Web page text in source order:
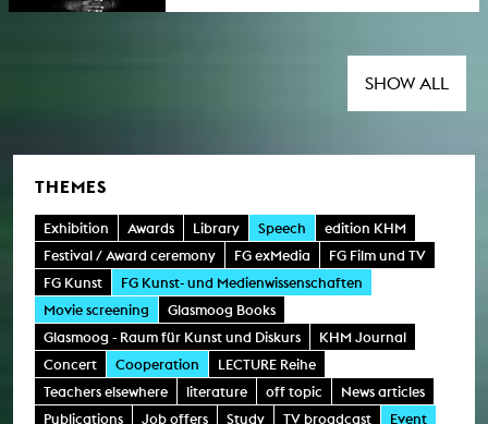
SHOW ALL
THEMES
Exhibition Awards Library Speech
edition KHM
Festival / Award ceremony
FG exMedia
FG Film und TV
FG Kunst
FG Kunst- und Medienwissenschaften
Movie screening
Glasmoog Books
Glasmoog - Raum für Kunst und Diskurs
KHM Journal
Concert
Cooperation
LECTURE Reihe
Teachers elsewhere
literature off topic
News articles
Publications
Job offers Study TV broadcast
Event